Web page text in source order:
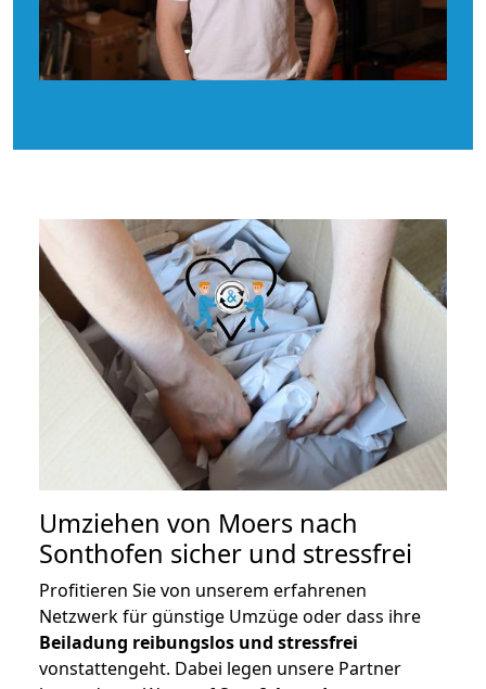
Umziehen von Moers nach
Sonthofen sicher und stressfrei
Profitieren Sie von unserem erfahrenen
Netzwerk für günstige Umzüge oder dass ihre
Beiladung reibungslos und stressfrei
vonstattengeht. Dabei legen unsere Partner